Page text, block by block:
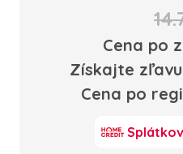
Cena po
Získajte
Cena po